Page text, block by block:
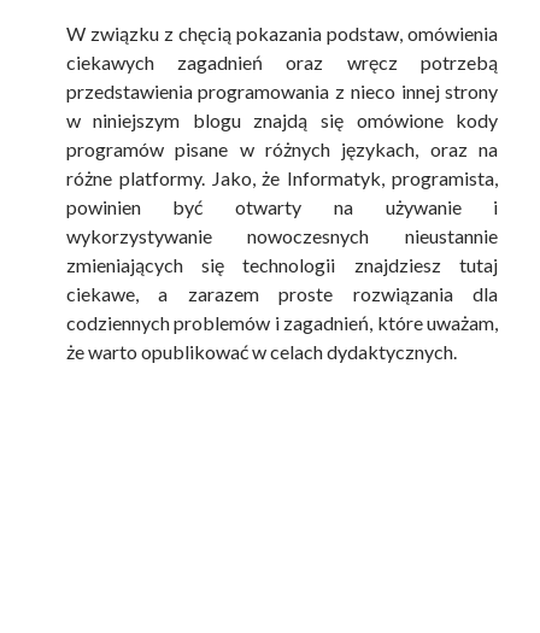
W związku z chęcią pokazania podstaw, omówienia
ciekawych zagadnień oraz wręcz potrzebą
przedstawienia programowania z nieco innej strony
w niniejszym blogu znajdą się omówione kody
programów pisane w różnych językach, oraz na
różne platformy. Jako, że Informatyk, programista,
powinien być otwarty na używanie i
wykorzystywanie nowoczesnych nieustannie
zmieniających się technologii znajdziesz tutaj
ciekawe, a zarazem proste rozwiązania dla
codziennych problemów i zagadnień, które uważam,
że warto opublikować w celach dydaktycznych.